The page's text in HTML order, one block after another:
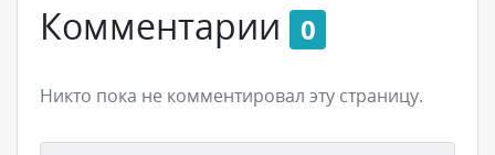
Комментарии 0
Никто пока не комментировал эту страницу.